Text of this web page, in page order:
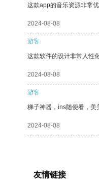
这款app的音乐资源非常
2024-08-08
游客
这款软件的设计非常人性
2024-08-08
游客
梯子神器，ins随便看，美
2024-08-08
友情链接